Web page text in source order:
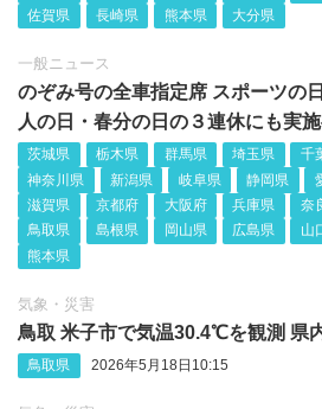
佐賀県
長崎県 熊本県 大分県
一般ニュース
のぞみ号の全車指定席 スポーツの
人の日・春分の日の３連休にも実
茨城県 栃木県 群馬県 埼玉県 千
神奈川県
新潟県 岐阜県 静岡県
滋賀県
京都府 大阪府 兵庫県 奈
鳥取県
島根県 岡山県 広島県 山
熊本県
気象・災害
鳥取 米子市で気温30.4℃を観測 県
鳥取県 2026年5月18日10:15